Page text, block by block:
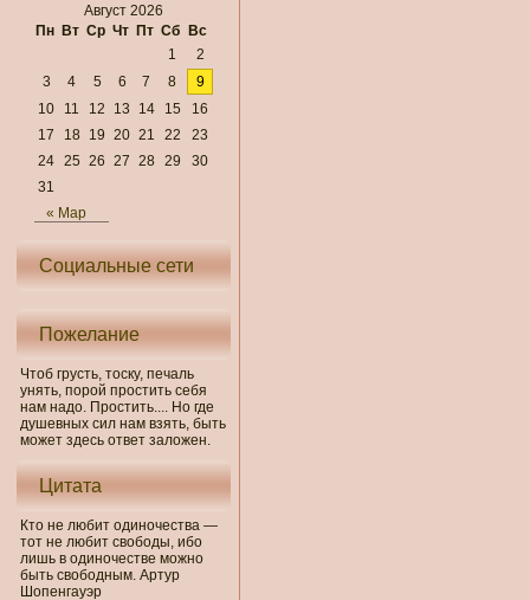
Август 2026
Пн Вт Ср Чт Пт Сб Вс
« Мар
1
2
3
4 5 6 7 8
9
10
11 12 13 14 15
16
17
18 19 20 21 22
23
24 25 26 27 28 29
30
31
Социальные сети
Пожелание
Чтоб грусть, тоску, печаль
унять, порой простить себя
нам надо. Простить.... Но где
душевных сил нам взять, быть
может здесь ответ заложен.
Цитата
Кто не любит одиночества —
тот не любит свободы, ибо
лишь в одиночестве можно
быть свободным. Артур
Шопенгауэр